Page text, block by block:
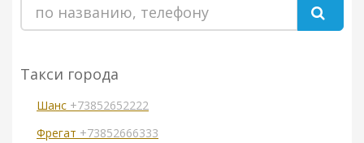
Такси города
Шанс +73852652222
Фрегат +73852666333